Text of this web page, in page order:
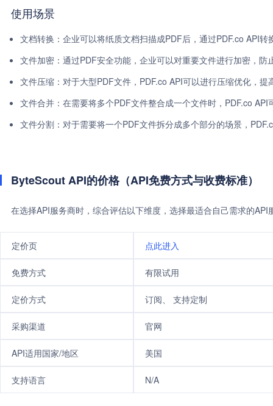
使用场景
文档转换：企业可以将纸质文档扫描成PDF后，通过PDF.co API
文件加密：通过PDF安全功能，企业可以对重要文件进行加密，防
文件压缩：对于大型PDF文件，PDF.co API可以进行压缩优化，提
文件合并：在需要将多个PDF文件整合成一个文件时，PDF.co API
文件分割：对于需要将一个PDF文件拆分成多个部分的场景，
ByteScout API的价格（API免费方式与收费标准）
在选择API服务商时，综合评估以下维度，选择最适合自己需求的
定价页 点此进入
免费方式 有限试用
定价方式 订阅、 支持定制
采购渠道 官网
API适用国家/地区 美国
支持语言 N/A